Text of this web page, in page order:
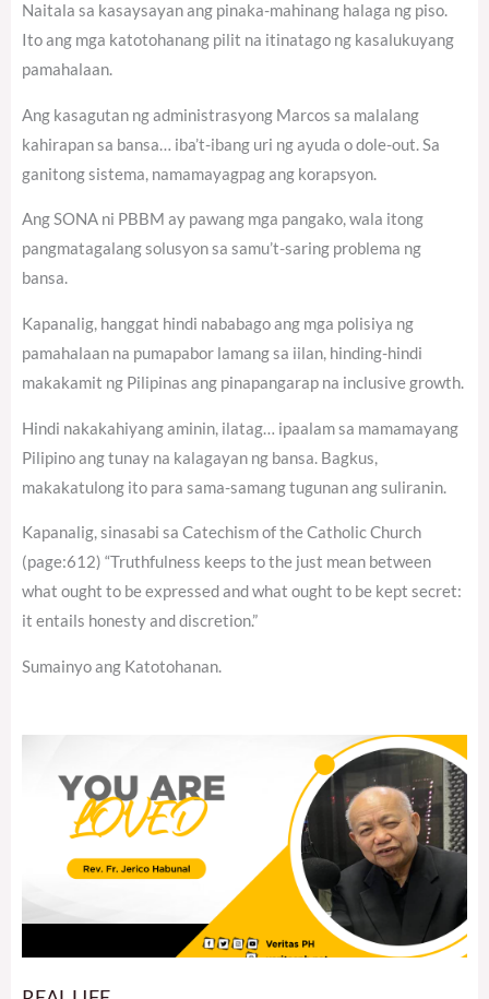
Naitala sa kasaysayan ang pinaka-mahinang halaga ng piso.
Ito ang mga katotohanang pilit na itinatago ng kasalukuyang
pamahalaan.
Ang kasagutan ng administrasyong Marcos sa malalang
kahirapan sa bansa… iba’t-ibang uri ng ayuda o dole-out. Sa
ganitong sistema, namamayagpag ang korapsyon.
Ang SONA ni PBBM ay pawang mga pangako, wala itong
pangmatagalang solusyon sa samu’t-saring problema ng
bansa.
Kapanalig, hanggat hindi nababago ang mga polisiya ng
pamahalaan na pumapabor lamang sa iilan, hinding-hindi
makakamit ng Pilipinas ang pinapangarap na inclusive growth.
Hindi nakakahiyang aminin, ilatag… ipaalam sa mamamayang
Pilipino ang tunay na kalagayan ng bansa. Bagkus,
makakatulong ito para sama-samang tugunan ang suliranin.
Kapanalig, sinasabi sa Catechism of the Catholic Church
(page:612) “Truthfulness keeps to the just mean between
what ought to be expressed and what ought to be kept secret:
it entails honesty and discretion.”
Sumainyo ang Katotohanan.